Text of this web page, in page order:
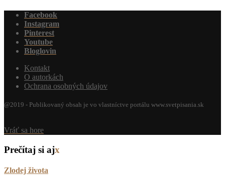
Facebook
Instagram
Pinterest
Youtube
Bloglovin
Kontakt
O autorkách
Ochrana osobných údajov
@2019 - Publikovaný obsah je vo vlastníctve portálu www.svetpisania.sk
Vráť sa hore
Prečítaj si ajx
Zlodej života